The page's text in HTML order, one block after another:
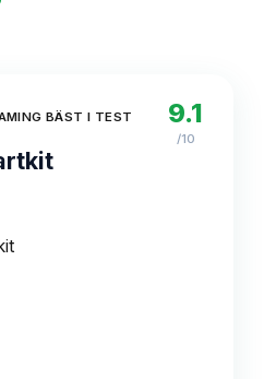
BÄST I TEST 9.1
/10